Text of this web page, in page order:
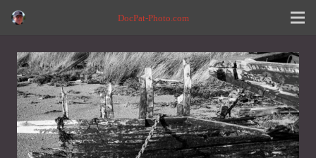
DocPat-Photo.com